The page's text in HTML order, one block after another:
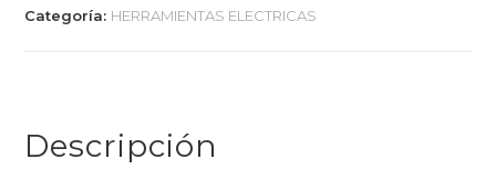
Categoría: HERRAMIENTAS ELECTRICAS
Descripción